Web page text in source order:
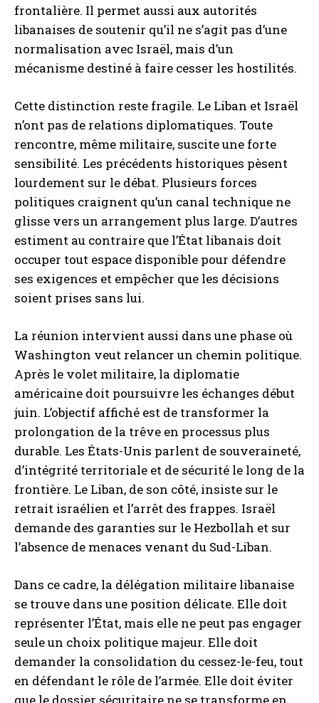
frontalière. Il permet aussi aux autorités
libanaises de soutenir qu’il ne s’agit pas d’une
normalisation avec Israël, mais d’un
mécanisme destiné à faire cesser les hostilités.
Cette distinction reste fragile. Le Liban et Israël
n’ont pas de relations diplomatiques. Toute
rencontre, même militaire, suscite une forte
sensibilité. Les précédents historiques pèsent
lourdement sur le débat. Plusieurs forces
politiques craignent qu’un canal technique ne
glisse vers un arrangement plus large. D’autres
estiment au contraire que l’État libanais doit
occuper tout espace disponible pour défendre
ses exigences et empêcher que les décisions
soient prises sans lui.
La réunion intervient aussi dans une phase où
Washington veut relancer un chemin politique.
Après le volet militaire, la diplomatie
américaine doit poursuivre les échanges début
juin. L’objectif affiché est de transformer la
prolongation de la trêve en processus plus
durable. Les États-Unis parlent de souveraineté,
d’intégrité territoriale et de sécurité le long de la
frontière. Le Liban, de son côté, insiste sur le
retrait israélien et l’arrêt des frappes. Israël
demande des garanties sur le Hezbollah et sur
l’absence de menaces venant du Sud-Liban.
Dans ce cadre, la délégation militaire libanaise
se trouve dans une position délicate. Elle doit
représenter l’État, mais elle ne peut pas engager
seule un choix politique majeur. Elle doit
demander la consolidation du cessez-le-feu, tout
en défendant le rôle de l’armée. Elle doit éviter
que le dossier sécuritaire ne se transforme en